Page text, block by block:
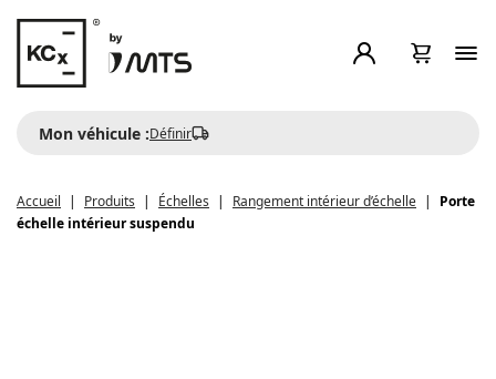
Mon véhicule :Définir
Accueil Produits Échelles Rangement intérieur d’échelle
Porte
échelle intérieur suspendu